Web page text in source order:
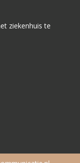
ziekenhuis te